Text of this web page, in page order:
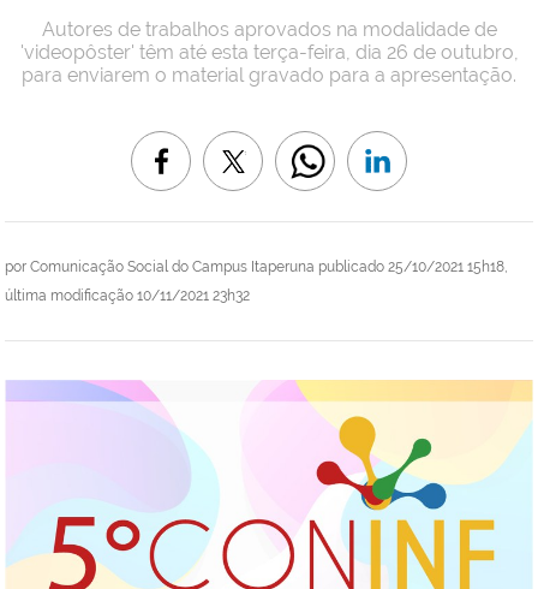
por Comunicação Social do Campus Itaperuna publicado 25/10/2021 15h18,
última modificação 10/11/2021 23h32
Autores de trabalhos aprovados na modalidade de
'videopôster' têm até esta terça-feira, dia 26 de outubro,
para enviarem o material gravado para a apresentação.